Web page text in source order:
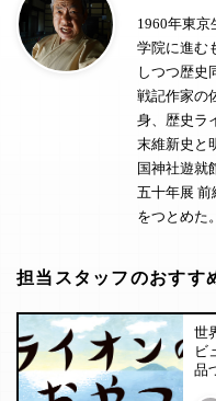
1960年東
学院に進む
しつつ歴史
戦記作家の
身、歴史ラ
末維新史と
国神社遊就
五十年展
をつとめた。
担当スタッフのおすす
世
ビ
品